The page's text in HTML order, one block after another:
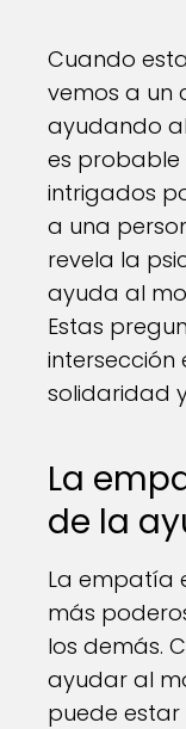
Cuando
vemos a un
ayudando
es probable
intrigados
a una
revela la
ayuda al
Estas
intersección
solidaridad
La
de la
La empatía
más
los demás.
ayudar al
puede